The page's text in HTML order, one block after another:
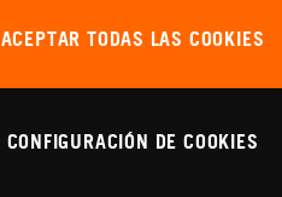
ACEPTAR TODAS LAS COOKIES
CONFIGURACIÓN DE COOKIES